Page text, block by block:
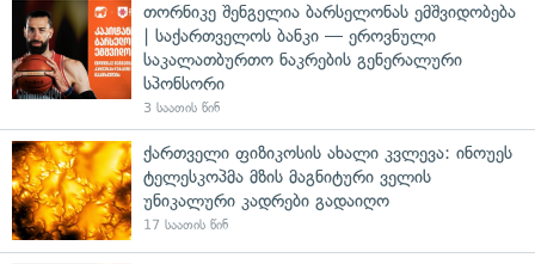
თორნიკე შენგელია ბარსელონას ემშვიდობება
| საქართველოს ბანკი — ეროვნული
საკალათბურთო ნაკრების გენერალური
სპონსორი
3 საათის წინ
ქართველი ფიზიკოსის ახალი კვლევა: ინოუეს
ტელესკოპმა მზის მაგნიტური ველის
უნიკალური კადრები გადაიღო
17 საათის წინ